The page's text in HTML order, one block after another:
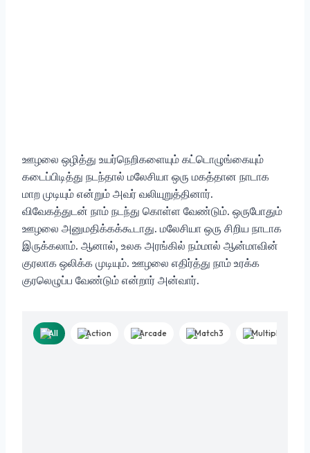
ஊழலை ஒழித்து உயர்நெறிகளையும் கட்டொழுங்கையும்
கடைப்பிடித்து நடந்தால் மலேசியா ஒரு மகத்தான நாடாக
மாற முடியும் என்றும் அவர் வலியுறுத்தினார்.
விவேகத்துடன் நாம் நடந்து கொள்ள வேண்டும். ஒருபோதும்
ஊழலை அனுமதிக்கக்கூடாது. மலேசியா ஒரு சிறிய நாடாக
இருக்கலாம். ஆனால், உலக அரங்கில் நம்மால் ஆன்மாவின்
குரலாக ஒலிக்க முடியும். ஊழலை எதிர்த்து நாம் உரக்க
குரலெழுப்ப வேண்டும் என்றார் அன்வார்.